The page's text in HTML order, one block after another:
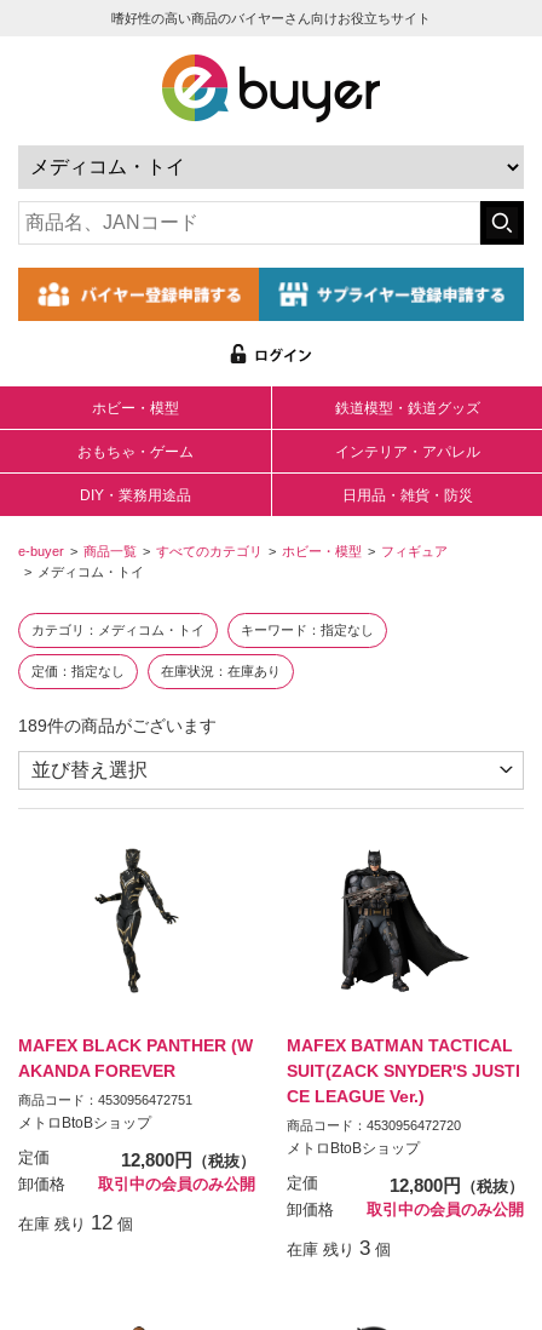
嗜好性の高い商品のバイヤーさん向けお役立ちサイト
ホビー・模型 鉄道模型・鉄道グッズ
おもちゃ・ゲーム インテリア・アパレル
DIY・業務用途品 日用品・雑貨・防災
e-buyer 商品一覧 すべてのカテゴリ ホビー・模型
フィギュア
メディコム・トイ
カテゴリ メディコム・トイ キーワード 指定なし
定価 指定なし 在庫状況 在庫あり
189件の商品がございます
MAFEX BLACK PANTHER (W
AKANDA FOREVER
商品コード：4530956472751
メトロBtoBショップ
定価 12,800円
（税抜）
卸価格
取引中の会員のみ公開
在庫 残り 12 個
MAFEX BATMAN TACTICAL
SUIT(ZACK SNYDER'S JUSTI
CE LEAGUE Ver.)
商品コード：4530956472720
メトロBtoBショップ
定価 12,800円
（税抜）
卸価格
取引中の会員のみ公開
在庫 残り 3 個